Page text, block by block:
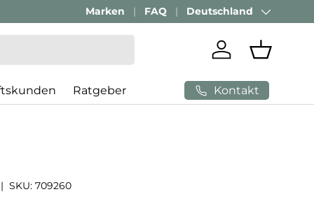
Geschäftskunden Beratung: + 49 (0) 881 924 521 22
Marken FAQ Land/Region
Deutschland
Einloggen
Ratgeber Kontakt
SKU: 709260